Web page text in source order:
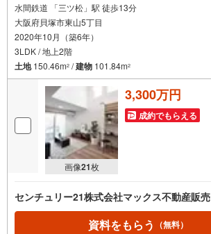
水間鉄道 「三ツ松」駅 徒歩13分
大阪府貝塚市東山5丁目
2020年10月（築6年）
3LDK / 地上2階
土地150.46m2 /建物 101.84m2
画像21枚
3,300万円
成約でもらえる
センチュリー21株式会社マックス不動産販売
資料をもらう （無料）